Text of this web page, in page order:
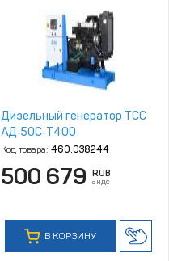
Дизельный генератор ТСС
АД‑50С‑Т400
Код товара: 460.038244
500 679 RUB
с НДС
В КОРЗИНУ